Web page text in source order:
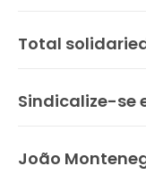
Total
Sindicalize-se
João